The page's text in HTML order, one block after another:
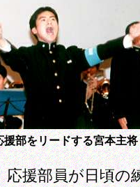
援部をリードする宮本主将
援部員が日頃の